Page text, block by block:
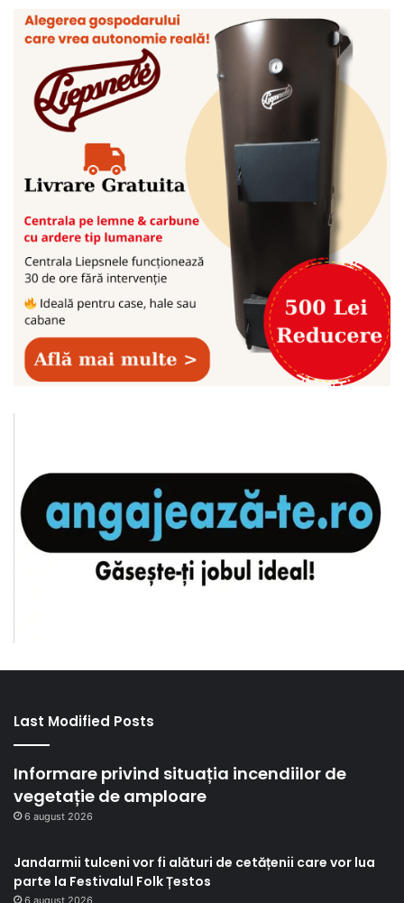
Last Modified Posts
Informare privind situația incendiilor de
vegetație de amploare
6 august 2026
Jandarmii tulceni vor fi alături de cetățenii care vor lua
parte la Festivalul Folk Țestos
6 august 2026